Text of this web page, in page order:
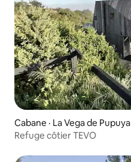
Cabane · La Vega de Pupuya
Refuge côtier TEVO